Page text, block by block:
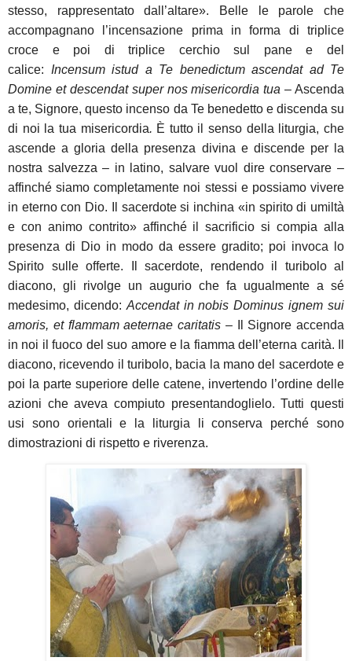
stesso, rappresentato dall’altare». Belle le parole che
accompagnano l’incensazione prima in forma di triplice
croce e poi di triplice cerchio sul pane e del
calice: Incensum istud a Te benedictum ascendat ad Te
Domine et descendat super nos misericordia tua – Ascenda
a te, Signore, questo incenso da Te benedetto e discenda su
di noi la tua misericordia. È tutto il senso della liturgia, che
ascende a gloria della presenza divina e discende per la
nostra salvezza – in latino, salvare vuol dire conservare –
affinché siamo completamente noi stessi e possiamo vivere
in eterno con Dio. Il sacerdote si inchina «in spirito di umiltà
e con animo contrito» affinché il sacrificio si compia alla
presenza di Dio in modo da essere gradito; poi invoca lo
Spirito sulle offerte. Il sacerdote, rendendo il turibolo al
diacono, gli rivolge un augurio che fa ugualmente a sé
medesimo, dicendo: Accendat in nobis Dominus ignem sui
amoris, et flammam aeternae caritatis – Il Signore accenda
in noi il fuoco del suo amore e la fiamma dell’eterna carità.
diacono, ricevendo il turibolo, bacia la mano del sacerdote e
poi la parte superiore delle catene, invertendo l’ordine delle
azioni che aveva compiuto presentandoglielo. Tutti questi
usi sono orientali e la liturgia li conserva perché sono
dimostrazioni di rispetto e riverenza.